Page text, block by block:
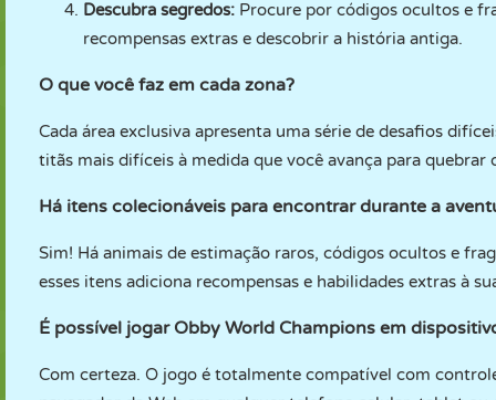
Descubra segredos: Procure por códigos ocultos e
recompensas extras e descobrir a história antiga.
O que você faz em cada zona?
Cada área exclusiva apresenta uma série de desafios
titãs mais difíceis à medida que você avança para
Há itens colecionáveis para encontrar durante a
Sim! Há animais de estimação raros, códigos ocultos e
esses itens adiciona recompensas e habilidades extras à
É possível jogar Obby World Champions em
Com certeza. O jogo é totalmente compatível com